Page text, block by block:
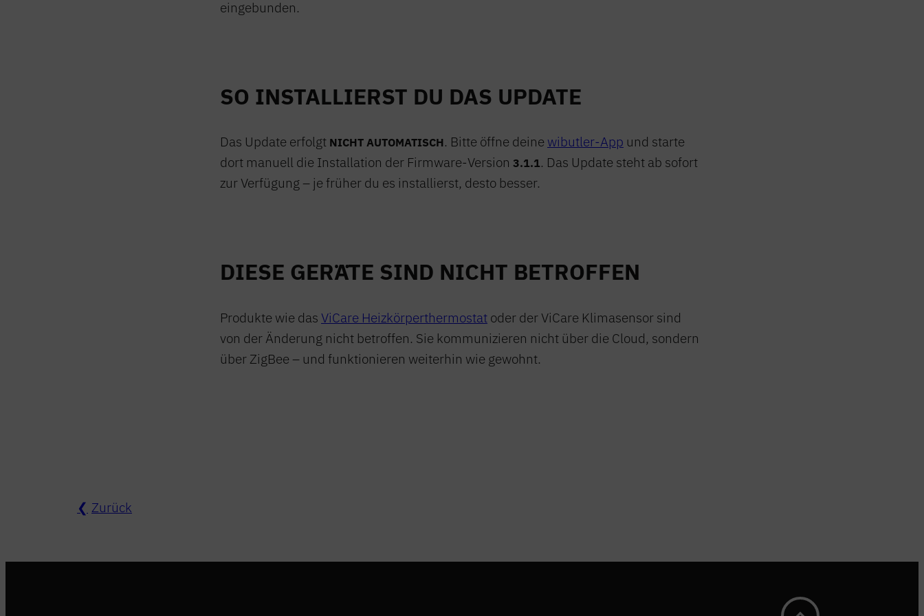
eingebunden.
SO INSTALLIERST DU DAS UPDATE
Das Update erfolgt NICHT AUTOMATISCH. Bitte öffne deine wibutler-App und starte
dort manuell die Installation der Firmware-Version 3.1.1. Das Update steht ab sofort
zur Verfügung – je früher du es installierst, desto besser.
DIESE GERÄTE SIND NICHT BETROFFEN
Produkte wie das ViCare Heizkörperthermostat oder der ViCare Klimasensor sind
von der Änderung nicht betroffen. Sie kommunizieren nicht über die Cloud, sondern
über ZigBee – und funktionieren weiterhin wie gewohnt.
Zurück